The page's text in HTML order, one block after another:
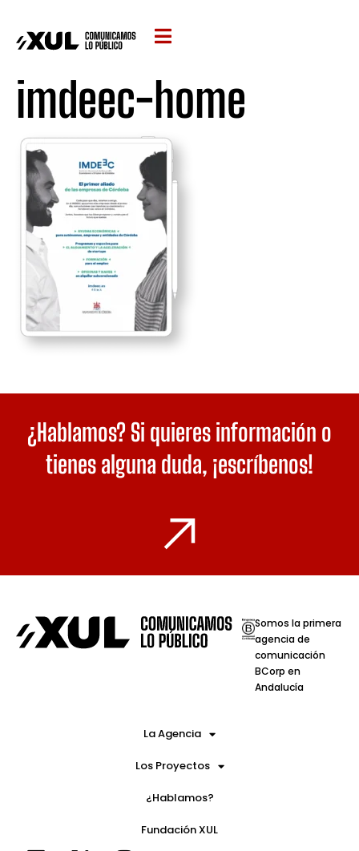
imdeec-home
¿Hablamos? Si quieres información o
tienes alguna duda, ¡escríbenos!
Somos la primera
agencia de
comunicación
BCorp en
Andalucía
La Agencia
Los Proyectos
¿Hablamos?
Fundación XUL